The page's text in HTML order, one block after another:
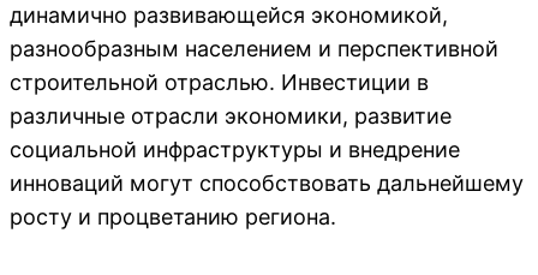
динамично развивающейся экономикой,
разнообразным населением и перспективной
строительной отраслью. Инвестиции в
различные отрасли экономики, развитие
социальной инфраструктуры и внедрение
инноваций могут способствовать дальнейшему
росту и процветанию региона.